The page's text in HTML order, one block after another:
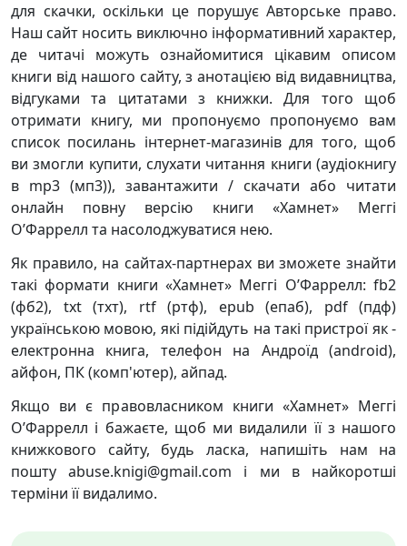
для скачки, оскільки це порушує Авторське право.
Наш сайт носить виключно інформативний характер,
де читачі можуть ознайомитися цікавим описом
книги від нашого сайту, з анотацією від видавництва,
відгуками та цитатами з книжки. Для того щоб
отримати книгу, ми пропонуємо пропонуємо вам
список посилань інтернет-магазинів для того, щоб
ви змогли купити, слухати читання книги (аудіокнигу
в mp3 (мп3)), завантажити / скачати або читати
онлайн повну версію книги «Хамнет» Меггі
О’Фаррелл та насолоджуватися нею.
Як правило, на сайтах-партнерах ви зможете знайти
такі формати книги «Хамнет» Меггі О’Фаррелл: fb2
(фб2), txt (тхт), rtf (ртф), epub (епаб), pdf (пдф)
українською мовою, які підійдуть на такі пристрої як -
електронна книга, телефон на Андроїд (android),
айфон, ПК (комп'ютер), айпад.
Якщо ви є правовласником книги «Хамнет» Меггі
О’Фаррелл і бажаєте, щоб ми видалили її з нашого
книжкового сайту, будь ласка, напишіть нам на
пошту abuse.knigi@gmail.com і ми в найкоротші
терміни її видалимо.